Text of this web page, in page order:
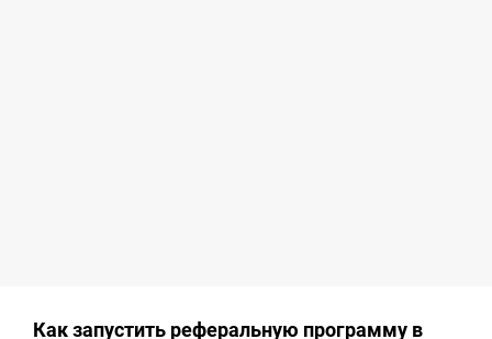
Как запустить реферальную программу в